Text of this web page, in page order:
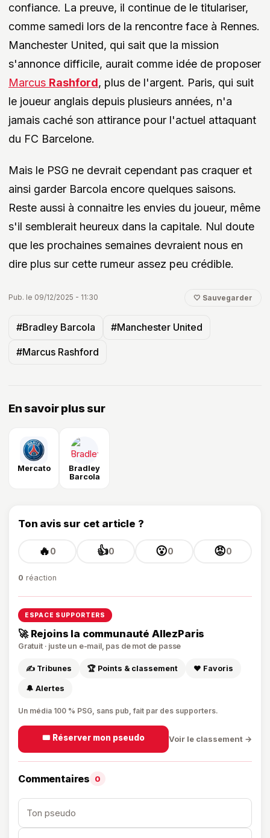
confiance. La preuve, il continue de le titulariser,
comme samedi lors de la rencontre face à Rennes.
Manchester United, qui sait que la mission
s'annonce difficile, aurait comme idée de proposer
Marcus Rashford, plus de l'argent. Paris, qui suit
le joueur anglais depuis plusieurs années, n'a
jamais caché son attirance pour l'actuel attaquant
du FC Barcelone.
Mais le PSG ne devrait cependant pas craquer et
ainsi garder Barcola encore quelques saisons.
Reste aussi à connaitre les envies du joueur, même
s'il semblerait heureux dans la capitale. Nul doute
que les prochaines semaines devraient nous en
dire plus sur cette rumeur assez peu crédible.
Pub. le 09/12/2025 - 11:30 🤍 Sauvegarder
#Bradley Barcola #Manchester United
#Marcus Rashford
En savoir plus sur
Mercato
Bradley
Barcola
Ton avis sur cet article ?
🔥0 👍0 😮0 😡0
0 réaction
ESPACE SUPPORTERS
🚀 Rejoins la communauté AllezParis
Gratuit · juste un e-mail, pas de mot de passe
✍️ Tribunes 🏆 Points & classement ❤️ Favoris
🔔 Alertes
Un média 100 % PSG, sans pub, fait par des supporters.
🎟️ Réserver mon pseudo Voir le classement →
Commentaires 0